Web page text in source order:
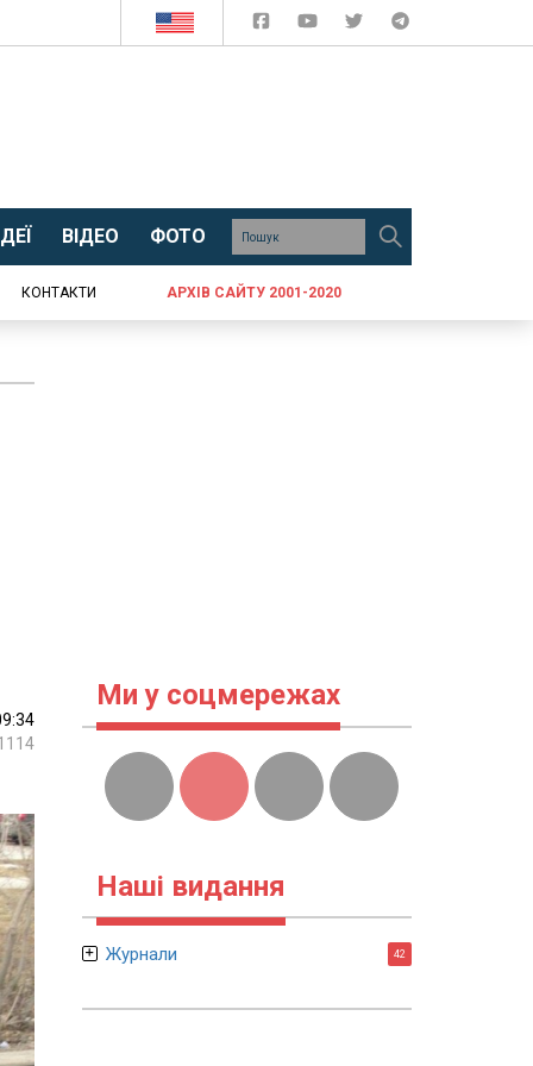
ВІДЕО ФОТО
КОНТАКТИ АРХІВ САЙТУ 2001-2020
Ми у соцмережах
Наші видання
Журнали 42